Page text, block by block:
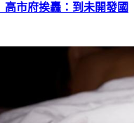
市府挨轟：到未開發國